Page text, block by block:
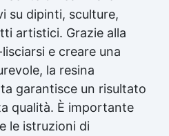
su dipinti, sculture,
artistici. Grazie alla
e creare una
la resina
garantisce un risultato
qualità. È importante
le istruzioni di